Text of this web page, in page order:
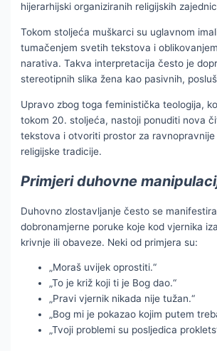
hijerarhijski organiziranih religijskih
Tokom stoljeća muškarci su uglavnom
tumačenjem svetih tekstova i
narativa. Takva interpretacija često je
stereotipnih slika žena kao pasivnih,
Upravo zbog toga feministička teologija,
tokom 20. stoljeća, nastoji ponuditi nova
tekstova i otvoriti prostor za ravnopravnije
religijske tradicije.
Primjeri duhovne
Duhovno zlostavljanje često se
dobronamjerne poruke koje kod vjernika
krivnje ili obaveze. Neki od primjera su:
„Moraš uvijek oprostiti.“
„To je križ koji ti je Bog dao.“
„Pravi vjernik nikada nije tužan.“
„Bog mi je pokazao kojim putem
„Tvoji problemi su posljedica